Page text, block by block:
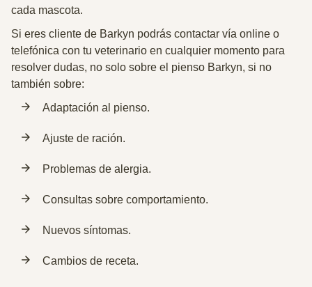
cada mascota.
Si eres cliente de Barkyn podrás contactar vía online o
telefónica con tu veterinario en cualquier momento para
resolver dudas, no solo sobre el pienso Barkyn, si no
también sobre:
Adaptación al pienso.
Ajuste de ración.
Problemas de alergia.
Consultas sobre comportamiento.
Nuevos síntomas.
Cambios de receta.